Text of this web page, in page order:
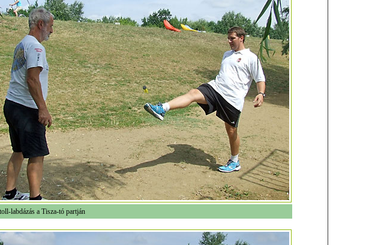
labdázás a Tisza-tó partján